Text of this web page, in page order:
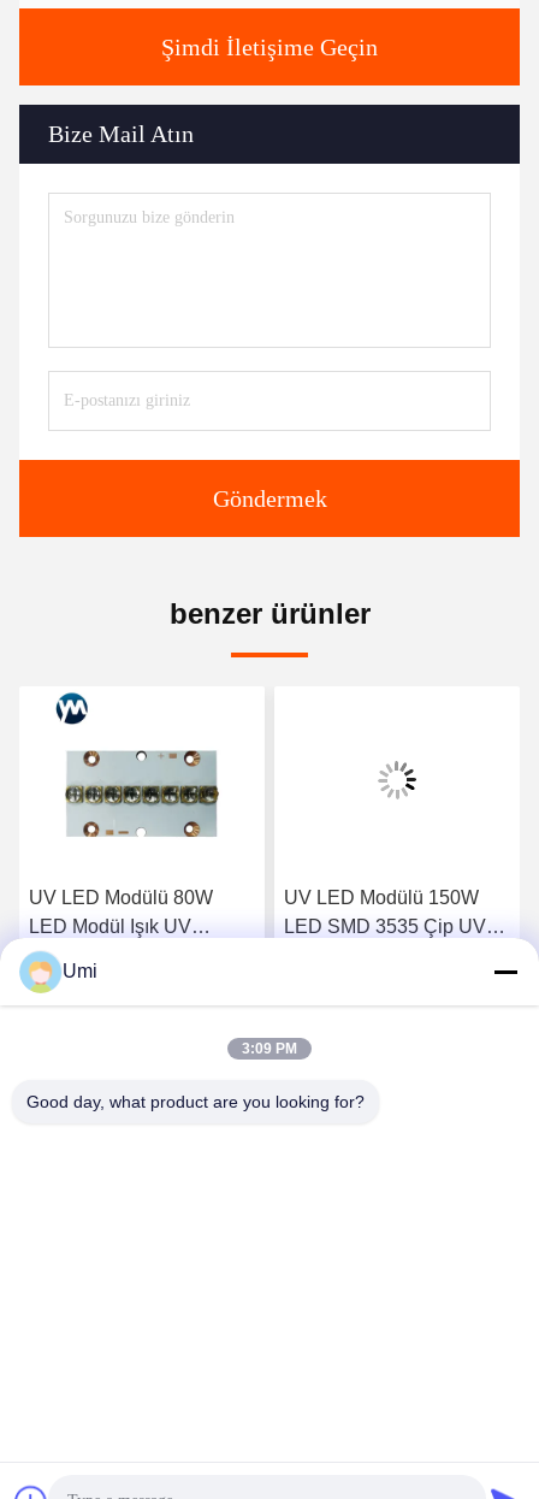
Şimdi İletişime Geçin
Bize Mail Atın
Göndermek
benzer ürünler
UV LED Modülü 80W
LED Modül Işık UV
Mürekkep Kürleme Baskı
Endüstrileri Kuvars Lens
En İyi Fiyatı Alın
UV LED Modülü 150W
LED SMD 3535 Çip UV
En İyi Fiyatı Alın
Çin İyi Kalite UV LED SMD Tedarikçi. telif hakkı © 2021-2026
Umi
3:09 PM
Good day, what product are you looking for?